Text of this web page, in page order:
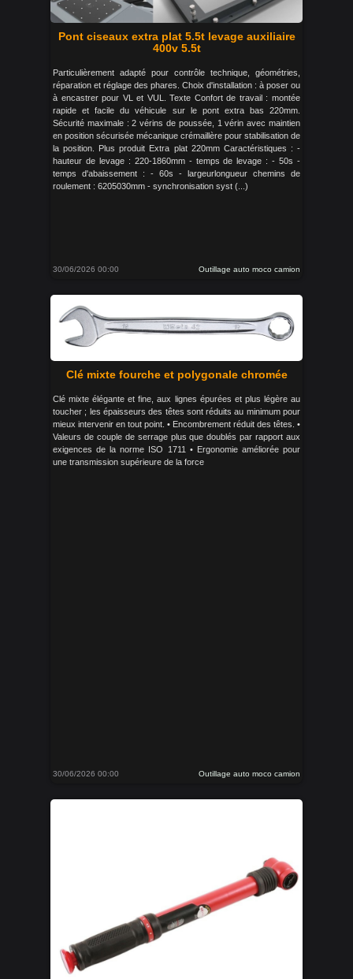
Pont ciseaux extra plat 5.5t levage auxiliaire
400v 5.5t
Particulièrement adapté pour contrôle technique, géométries,
réparation et réglage des phares. Choix d'installation : à poser ou
à encastrer pour VL et VUL. Texte Confort de travail : montée
rapide et facile du véhicule sur le pont extra bas 220mm.
Sécurité maximale : 2 vérins de poussée, 1 vérin avec maintien
en position sécurisée mécanique crémaillère pour stabilisation de
la position. Plus produit Extra plat 220mm Caractéristiques : -
hauteur de levage : 220-1860mm - temps de levage : - 50s -
temps d'abaissement : - 60s - largeurlongueur chemins de
roulement : 6205030mm - synchronisation syst (...)
30/06/2026 00:00 Outillage auto moco camion
Clé mixte fourche et polygonale chromée
Clé mixte élégante et fine, aux lignes épurées et plus légère au
toucher ; les épaisseurs des têtes sont réduits au minimum pour
mieux intervenir en tout point. • Encombrement réduit des têtes. •
Valeurs de couple de serrage plus que doublés par rapport aux
exigences de la norme ISO 1711 • Ergonomie améliorée pour
une transmission supérieure de la force
30/06/2026 00:00 Outillage auto moco camion